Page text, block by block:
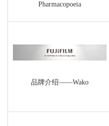
Pharmacopoeia
品牌介绍——Wako